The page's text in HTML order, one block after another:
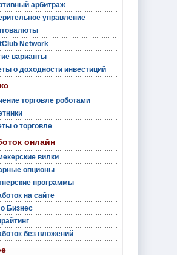
арбитраж
управление
Network
варианты
о доходности инвестиций
торговле роботами
о торговле
онлайн
вилки
опционы
программы
на сайте
Бизнес
без вложений